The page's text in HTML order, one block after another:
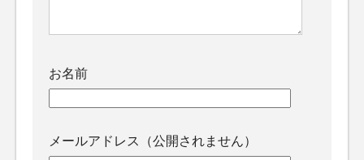
お名前
メールアドレス（公開されません）